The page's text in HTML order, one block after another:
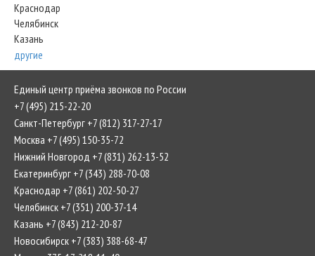
Краснодар
Челябинск
Казань
другие
Единый центр приёма звонков по России
+7 (495) 215-22-20
Санкт-Петербург +7 (812) 317-27-17
Москва +7 (495) 150-35-72
Нижний Новгород +7 (831) 262-13-52
Екатеринбург +7 (343) 288-70-08
Краснодар +7 (861) 202-50-27
Челябинск +7 (351) 200-37-14
Казань +7 (843) 212-20-87
Новосибирск +7 (383) 388-68-47